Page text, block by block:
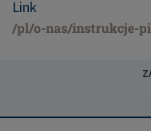
Link
/pl/o-nas/instrukcje-